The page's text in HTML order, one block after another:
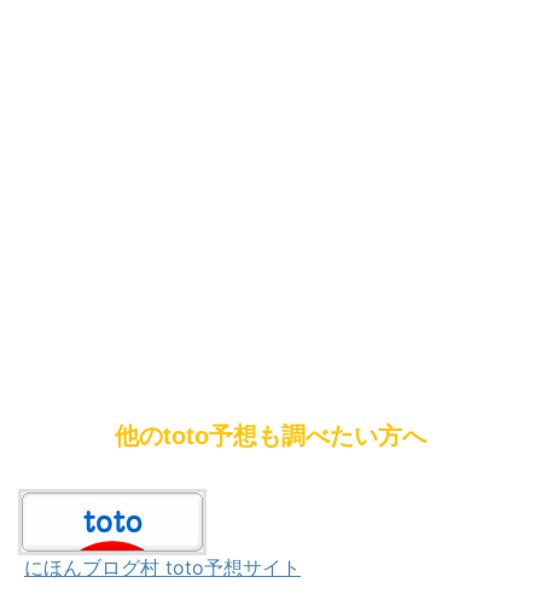
他のtoto予想も調べたい方へ
にほんブログ村 toto予想サイト